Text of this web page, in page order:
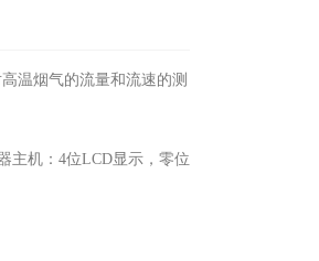
温烟气的流量和流速的测
主机：4位LCD显示，零位
年。主机在补偿温度0～
许工作温度范围内低于